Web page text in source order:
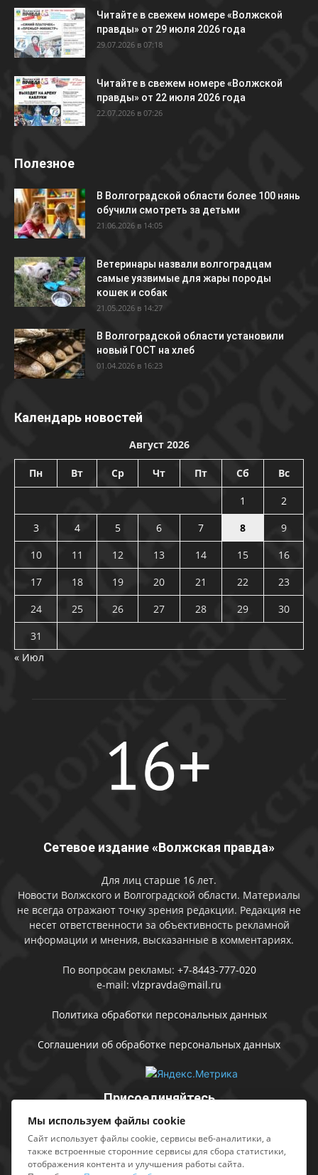
Читайте в свежем номере «Волжской
правды» от 29 июля 2026 года
29.07.2026 в 07:18
Читайте в свежем номере «Волжской
правды» от 22 июля 2026 года
22.07.2026 в 07:26
Полезное
В Волгоградской области более 100 нянь
обучили смотреть за детьми
21.06.2026 в 14:05
Ветеринары назвали волгоградцам
самые уязвимые для жары породы
кошек и собак
21.05.2026 в 14:27
В Волгоградской области установили
новый ГОСТ на хлеб
01.04.2026 в 16:23
Календарь новостей
Август 2026
Пн Вт Ср Чт Пт Сб Вс
1
2
3
4 5 6 7 8
9
10
11 12 13 14 15
16
17
18 19 20 21 22
23
24
25 26 27 28 29
30
31
« Июл
Сетевое издание «Волжская правда»
Для лиц старше 16 лет.
Новости Волжского и Волгоградской области. Материалы
не всегда отражают точку зрения редакции. Редакция не
несет ответственности за объективность рекламной
информации и мнения, высказанные в комментариях.
По вопросам рекламы: +7-8443-777-020
e-mail: vlzpravda@mail.ru
Политика обработки персональных данных
Соглашении об обработке персональных данных
Присоединяйтесь
Мы используем файлы cookie
Сайт использует файлы cookie, сервисы веб-аналитики, а
также встроенные сторонние сервисы для сбора статистики,
отображения контента и улучшения работы сайта.